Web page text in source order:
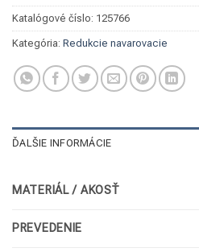
Katalógové číslo: 125766
Kategória: Redukcie navarovacie
ĎALŠIE INFORMÁCIE
MATERIÁL / AKOSŤ
PREVEDENIE